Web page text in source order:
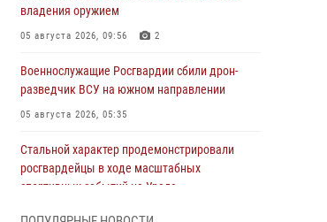
владения оружием
05 августа 2026, 09:56 2
Военнослужащие Росгвардии сбили дрон-
разведчик ВСУ на южном направлении
05 августа 2026, 05:35
Стальной характер продемонстрировали
росгвардейцы в ходе масштабных
спортивных событий на Урале